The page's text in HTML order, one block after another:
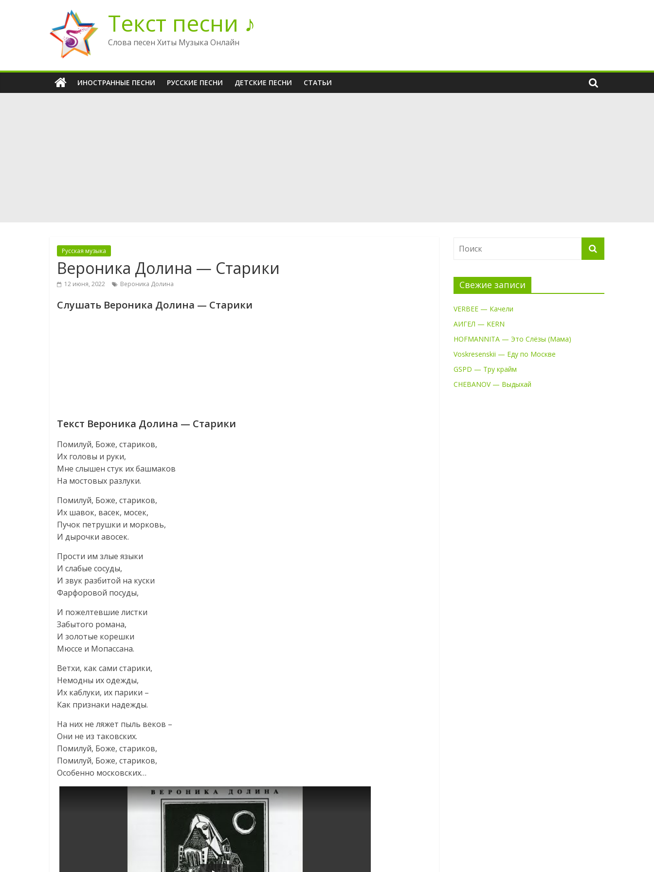
содержимому
Текст песни ♪
Слова песен Хиты Музыка Онлайн
ИНОСТРАННЫЕ ПЕСНИ РУССКИЕ ПЕСНИ ДЕТСКИЕ ПЕСНИ СТАТЬИ
Русская музыка
Вероника Долина — Старики
12 июня, 2022 Вероника Долина
Слушать Вероника Долина — Старики
Текст Вероника Долина — Старики
Помилуй, Боже, стариков,
Их головы и руки,
Мне слышен стук их башмаков
На мостовых разлуки.
Помилуй, Боже, стариков,
Их шавок, васек, мосек,
Пучок петрушки и морковь,
И дырочки авосек.
Прости им злые языки
И слабые сосуды,
И звук разбитой на куски
Фарфоровой посуды,
И пожелтевшие листки
Забытого романа,
И золотые корешки
Мюссе и Мопассана.
Ветхи, как сами старики,
Немодны их одежды,
Их каблуки, их парики –
Как признаки надежды.
На них не ляжет пыль веков –
Они не из таковских.
Помилуй, Боже, стариков,
Помилуй, Боже, стариков,
Особенно московских…
Свежие записи
VERBEE — Качели
АИГЕЛ — KERN
HOFMANNITA — Это Слёзы (Мама)
Voskresenskii — Еду по Москве
GSPD — Тру крайм
CHEBANOV — Выдыхай